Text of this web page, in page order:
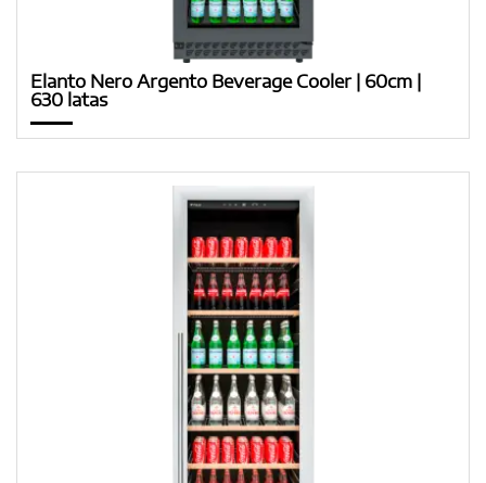
Elanto Nero Argento Beverage Cooler | 60cm |
630 latas